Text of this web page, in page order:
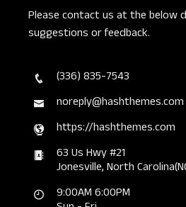
Please contact us at the below
suggestions or feedback.
(336) 835-7543
noreply@hashthemes.com
https://hashthemes.com
63 Us Hwy #21
Jonesville, North
9:00AM 6:00PM